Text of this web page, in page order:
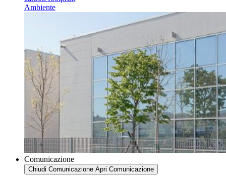
Ambiente
Comunicazione
Chiudi Comunicazione Apri Comunicazione